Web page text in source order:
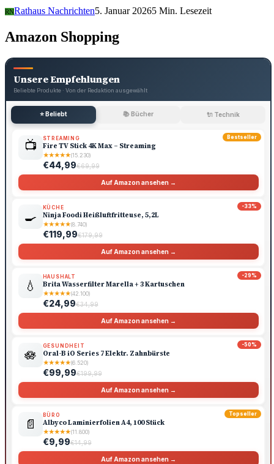
RNRathaus Nachrichten5. Januar 20265 Min. Lesezeit
Amazon Shopping
Unsere Empfehlungen
Beliebte Produkte · Von der Redaktion ausgewählt
⭐ Beliebt 📚 Bücher 🔌 Technik
Bestseller
📺 STREAMING
Fire TV Stick 4K Max – Streaming
★★★★★(15.230)
€44,99€69,99
Auf Amazon ansehen →
-33%
🍳
KÜCHE
Ninja Foodi Heißluftfritteuse, 5,2L
★★★★★(8.740)
€119,99€179,99
Auf Amazon ansehen →
-29%
💧
HAUSHALT
Brita Wasserfilter Marella + 3 Kartuschen
★★★★★(42.100)
€24,99€34,99
Auf Amazon ansehen →
-50%
🪷
GESUNDHEIT
Oral-B iO Series 7 Elektr. Zahnbürste
★★★★★(6.520)
€99,99€199,99
Auf Amazon ansehen →
Topseller
📄
BÜRO
Albyco Laminierfolien A4, 100 Stück
★★★★★(11.800)
€9,99€14,99
Auf Amazon ansehen →